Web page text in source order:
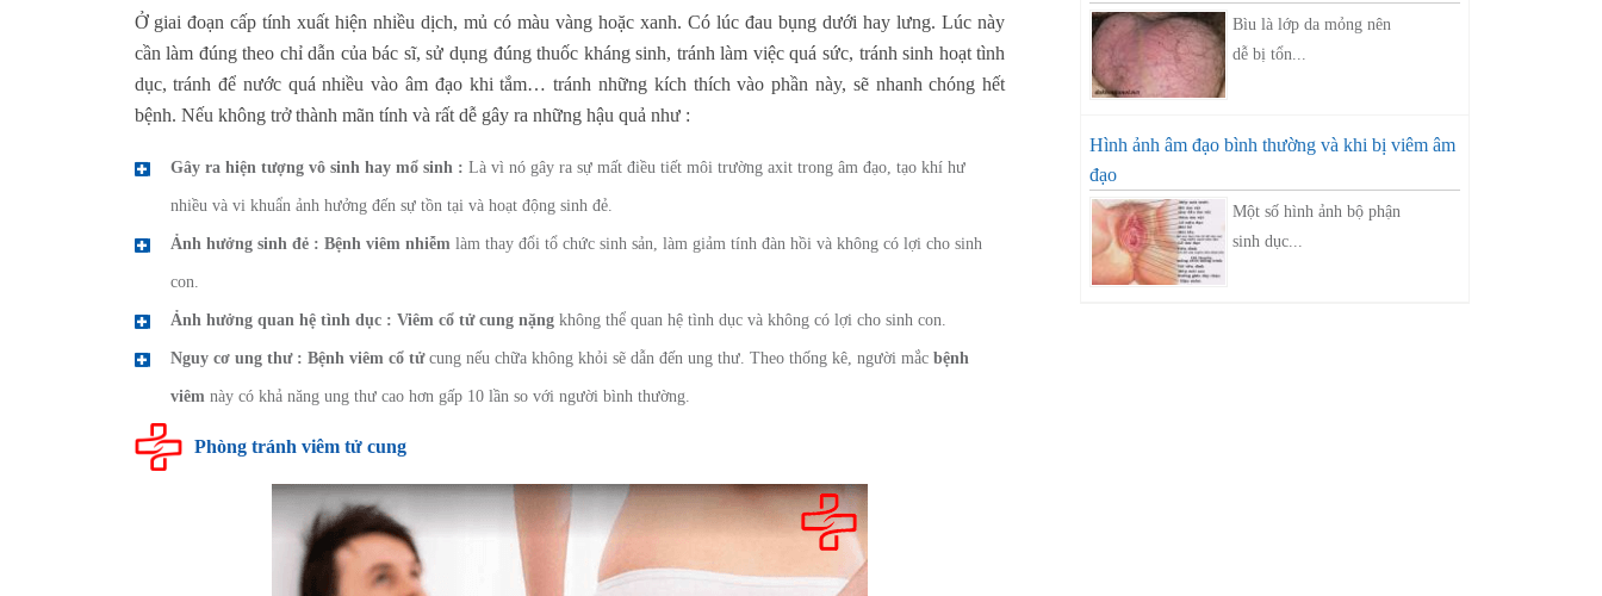
Ở giai đoạn cấp tính xuất hiện nhiều dịch, mủ có màu vàng hoặc xanh. Có lúc đau bụng dưới hay lưng. Lúc này
cần làm đúng theo chỉ dẫn của bác sĩ, sử dụng đúng thuốc kháng sinh, tránh làm việc quá sức, tránh sinh hoạt tình
dục, tránh để nước quá nhiều vào âm đạo khi tắm… tránh những kích thích vào phần này, sẽ nhanh chóng hết
bệnh. Nếu không trở thành mãn tính và rất dễ gây ra những hậu quả như :
Gây ra hiện tượng vô sinh hay mổ sinh : Là vì nó gây ra sự mất điều tiết môi trường axit trong âm đạo, tạo khí hư
nhiều và vi khuẩn ảnh hưởng đến sự tồn tại và hoạt động sinh đẻ.
Ảnh hưởng sinh đẻ : Bệnh viêm nhiễm làm thay đổi tổ chức sinh sản, làm giảm tính đàn hồi và không có lợi cho sinh
con.
Ảnh hưởng quan hệ tình dục : Viêm cổ tử cung nặngkhông thể quan hệ tình dục và không có lợi cho sinh con.
Nguy cơ ung thư : Bệnh viêm cổ tửcung nếu chữa không khỏi sẽ dẫn đến ung thư. Theo thống kê, người mắc bệnh
viêm này có khả năng ung thư cao hơn gấp 10 lần so với người bình thường.
Phòng tránh viêm tử cung
Bìu là lớp da mỏng nên
dễ bị tổn...
Hình ảnh âm đạo bình thường và khi bị viêm âm
đạo
Một số hình ảnh bộ phận
sinh dục...